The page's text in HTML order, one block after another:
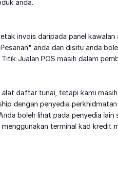
anda.
invois daripada panel
anda dan disitu anda
Jualan POS masih dalam
daftar tunai, tetapi kami
dengan penyedia
boleh lihat pada penyedia
terminal kad kredit